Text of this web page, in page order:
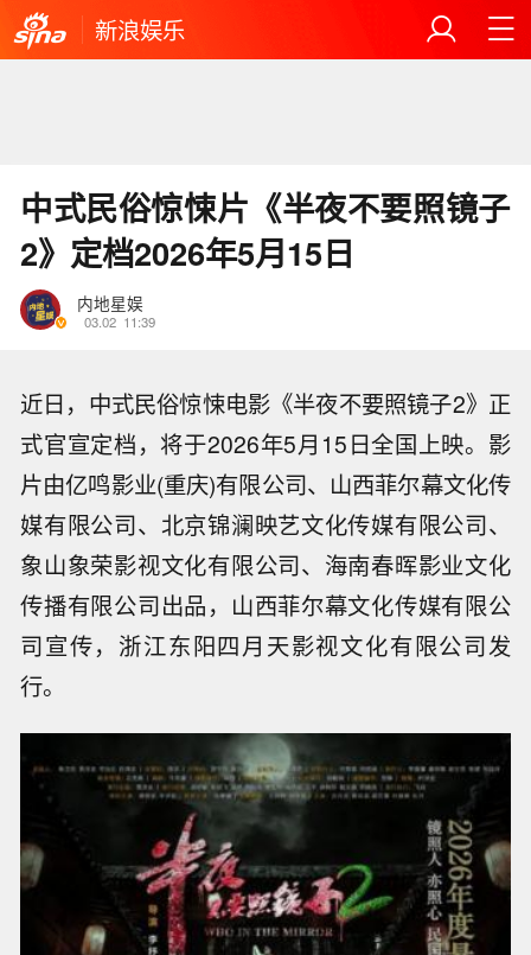
新浪娱乐
中式民俗惊悚片《半夜不要照镜子
2》定档2026年5月15日
内地星娱
03.02 11:39
近日，中式民俗惊悚电影《半夜不要照镜子2》正
式官宣定档，将于2026年5月15日全国上映。影
片由亿鸣影业(重庆)有限公司、山西菲尔幕文化传
媒有限公司、北京锦澜映艺文化传媒有限公司、
象山象荣影视文化有限公司、海南春晖影业文化
传播有限公司出品，山西菲尔幕文化传媒有限公
司宣传，浙江东阳四月天影视文化有限公司发
行。